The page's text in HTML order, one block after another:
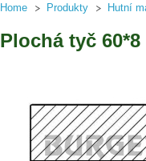
Home Produkty Hutní
Plochá tyč 60*8